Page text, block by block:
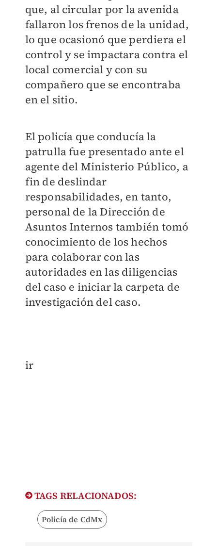
que, al circular por la avenida
fallaron los frenos de la unidad,
lo que ocasionó que perdiera el
control y se impactara contra el
local comercial y con su
compañero que se encontraba
en el sitio.
El policía que conducía la
patrulla fue presentado ante el
agente del Ministerio Público, a
fin de deslindar
responsabilidades, en tanto,
personal de la Dirección de
Asuntos Internos también tomó
conocimiento de los hechos
para colaborar con las
autoridades en las diligencias
del caso e iniciar la carpeta de
investigación del caso.
ir
TAGS RELACIONADOS:
Policía de CdMx